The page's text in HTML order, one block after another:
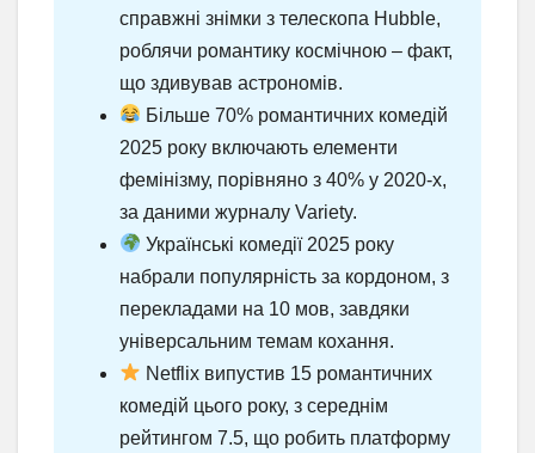
справжні знімки з телескопа Hubble,
роблячи романтику космічною – факт,
що здивував астрономів.
Більше 70% романтичних комедій
2025 року включають елементи
фемінізму, порівняно з 40% у 2020-х,
за даними журналу Variety.
Українські комедії 2025 року
набрали популярність за кордоном, з
перекладами на 10 мов, завдяки
універсальним темам кохання.
Netflix випустив 15 романтичних
комедій цього року, з середнім
рейтингом 7.5, що робить платформу